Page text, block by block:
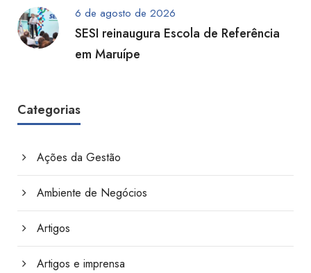
6 de agosto de 2026
SESI reinaugura Escola de Referência
em Maruípe
Categorias
Ações da Gestão
Ambiente de Negócios
Artigos
Artigos e imprensa